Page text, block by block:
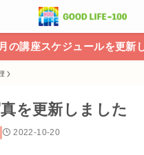
の講座スケジュールを更新
を更新しました
2022-10-20